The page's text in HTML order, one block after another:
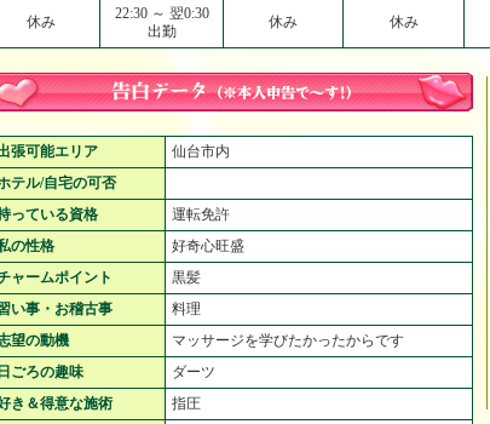
休み
22:30 ～ 翌0:30
出勤
休み 休み
張可能エリア
仙台市内
テル/自宅の可否
っている資格
運転免許
の性格
好奇心旺盛
ャームポイント
黒髪
い事・お稽古事
料理
望の動機
マッサージを学びたかったからです
ごろの趣味
ダーツ
き＆得意な施術
指圧